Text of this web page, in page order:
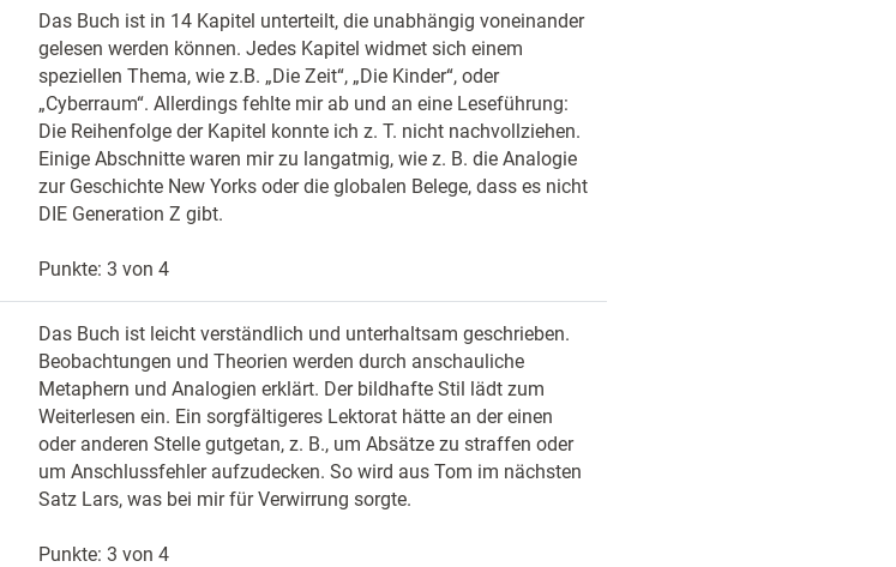
Das Buch ist in 14 Kapitel unterteilt, die unabhängig voneinander
gelesen werden können. Jedes Kapitel widmet sich einem
speziellen Thema, wie z.B. „Die Zeit“, „Die Kinder“, oder
„Cyberraum“. Allerdings fehlte mir ab und an eine Leseführung:
Die Reihenfolge der Kapitel konnte ich z. T. nicht nachvollziehen.
Einige Abschnitte waren mir zu langatmig, wie z. B. die Analogie
zur Geschichte New Yorks oder die globalen Belege, dass es nicht
DIE Generation Z gibt.
Punkte: 3 von 4
Das Buch ist leicht verständlich und unterhaltsam geschrieben.
Beobachtungen und Theorien werden durch anschauliche
Metaphern und Analogien erklärt. Der bildhafte Stil lädt zum
Weiterlesen ein. Ein sorgfältigeres Lektorat hätte an der einen
oder anderen Stelle gutgetan, z. B., um Absätze zu straffen oder
um Anschlussfehler aufzudecken. So wird aus Tom im nächsten
Satz Lars, was bei mir für Verwirrung sorgte.
Punkte: 3 von 4